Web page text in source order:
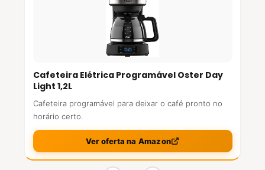
Cafeteira Elétrica Programável Oster Day
Light 1,2L
Cafeteira programável para deixar o café pronto no
horário certo.
Ver oferta na Amazon